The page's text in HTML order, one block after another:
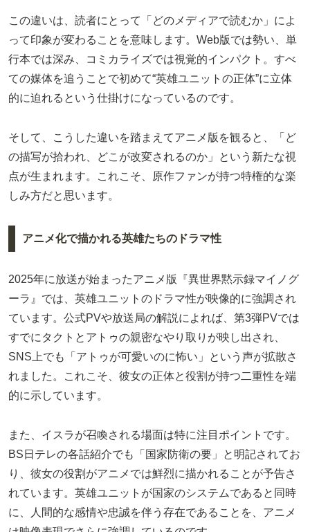
この違いは、読者にとって「どのメディアで読むか」によ
って印象が変わることを意味します。Web版では勢い、単
行本では深み、コミカライズでは視覚的インパクト。すべ
ての媒体を追うことで初めて“英雄ユニットの正体”に立体
的に迫れるという仕掛けになっているのです。
そして、こうした違いを踏まえてアニメ版を観ると、「ど
の描写が拾われ、どこが改変されるのか」という新たな視
点が生まれます。これこそ、原作ファンが持つ特権的な楽
しみ方だと思います。
アニメ化で描かれる英雄たちのドラマ性
2025年に放送が始まったアニメ版『異世界黙示録マイノグ
ーラ』では、英雄ユニットのドラマ性が映像的に強調され
ています。公式PVや放送局の解説によれば、第3弾PVでは
すでにタクトとアトゥの親密なやり取りが映し出され、
SNS上でも「アトゥが可愛いのに怖い」という声が拡散さ
れました。これこそ、彼女の正体と役割が持つ二重性を端
的に示しています。
また、イスラが召喚される場面は特に注目ポイントです。
BS日テレの各話紹介でも「国家防衛の要」と明記されてお
り、彼女の役割がアニメでは鮮烈に描かれることが予告さ
れています。英雄ユニットが国家のシステムであると同時
に、人間的な感情や忠誠を伴う存在であることを、アニメ